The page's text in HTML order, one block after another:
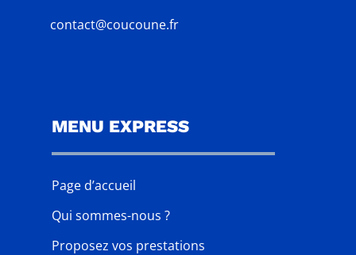
contact@coucoune.fr
MENU EXPRESS
Page d’accueil
Qui sommes-nous ?
Proposez vos prestations